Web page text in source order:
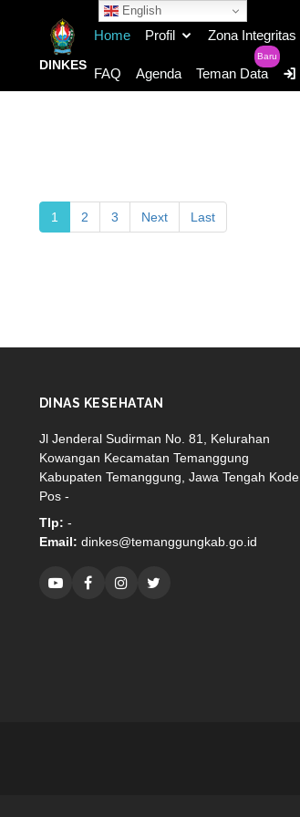
English
DINKES
Home Profil Zona Integritas
FAQ Agenda Teman Data
Baru
1 2 3 Next Last
DINAS KESEHATAN
Jl Jenderal Sudirman No. 81, Kelurahan
Kowangan Kecamatan Temanggung
Kabupaten Temanggung, Jawa Tengah Kode
Pos -
Tlp: -
Email: dinkes@temanggungkab.go.id